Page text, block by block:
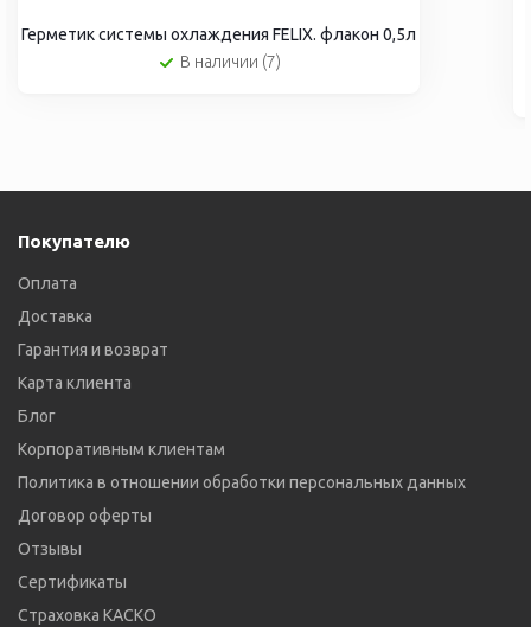
Герметик системы охлаждения FELIX. флакон 0,5л
В наличии (7)
Покупателю
Оплата
Доставка
Гарантия и возврат
Карта клиента
Блог
Корпоративным клиентам
Политика в отношении обработки персональных данных
Договор оферты
Отзывы
Сертификаты
Страховка КАСКО